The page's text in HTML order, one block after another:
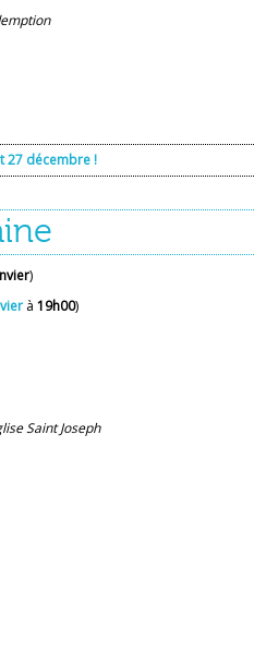
27 décembre !
)
à 19h00)
Saint Joseph